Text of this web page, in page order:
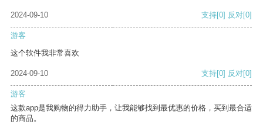
2024-09-10 支持[0] 反对[0]
游客
这个软件我非常喜欢
2024-09-10 支持[0] 反对[0]
游客
这款app是我购物的得力助手，让我能够找到最优惠的价格，买到最合适
的商品。